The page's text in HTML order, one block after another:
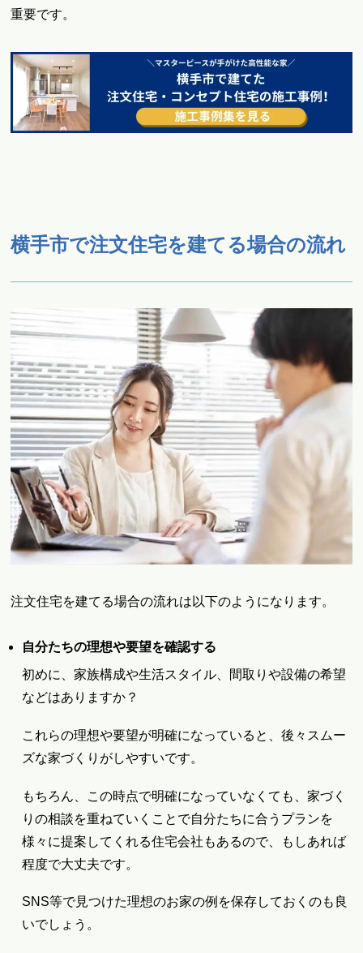
重要です。
横手市で注文住宅を建てる場合の流れ
注文住宅を建てる場合の流れは以下のようになります。
自分たちの理想や要望を確認する
初めに、家族構成や生活スタイル、間取りや設備の希望
などはありますか？
これらの理想や要望が明確になっていると、後々スムー
ズな家づくりがしやすいです。
もちろん、この時点で明確になっていなくても、家づく
りの相談を重ねていくことで自分たちに合うプランを
様々に提案してくれる住宅会社もあるので、もしあれば
程度で大丈夫です。
SNS等で見つけた理想のお家の例を保存しておくのも良
いでしょう。